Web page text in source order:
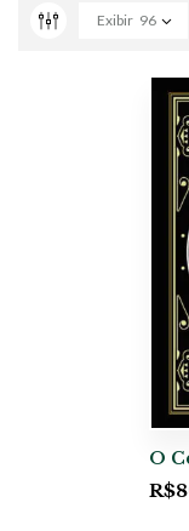
Exibir 96
O
R$